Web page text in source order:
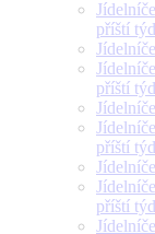
příští
příští
příští
příští